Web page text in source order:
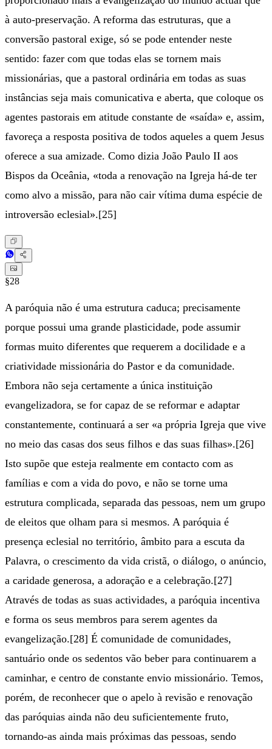
à auto-preservação. A reforma das estruturas, que a
conversão pastoral exige, só se pode entender neste
sentido: fazer com que todas elas se tornem mais
missionárias, que a pastoral ordinária em todas as suas
instâncias seja mais comunicativa e aberta, que coloque os
agentes pastorais em atitude constante de «saída» e, assim,
favoreça a resposta positiva de todos aqueles a quem Jesus
oferece a sua amizade. Como dizia João Paulo II aos
Bispos da Oceânia, «toda a renovação na Igreja há-de ter
como alvo a missão, para não cair vítima duma espécie de
introversão eclesial».[25]
§28
A paróquia não é uma estrutura caduca; precisamente
porque possui uma grande plasticidade, pode assumir
formas muito diferentes que requerem a docilidade e a
criatividade missionária do Pastor e da comunidade.
Embora não seja certamente a única instituição
evangelizadora, se for capaz de se reformar e adaptar
constantemente, continuará a ser «a própria Igreja que vive
no meio das casas dos seus filhos e das suas filhas».[26]
Isto supõe que esteja realmente em contacto com as
famílias e com a vida do povo, e não se torne uma
estrutura complicada, separada das pessoas, nem um grupo
de eleitos que olham para si mesmos. A paróquia é
presença eclesial no território, âmbito para a escuta da
Palavra, o crescimento da vida cristã, o diálogo, o anúncio,
a caridade generosa, a adoração e a celebração.[27]
Através de todas as suas actividades, a paróquia incentiva
e forma os seus membros para serem agentes da
evangelização.[28] É comunidade de comunidades,
santuário onde os sedentos vão beber para continuarem a
caminhar, e centro de constante envio missionário. Temos,
porém, de reconhecer que o apelo à revisão e renovação
das paróquias ainda não deu suficientemente fruto,
tornando-as ainda mais próximas das pessoas, sendo